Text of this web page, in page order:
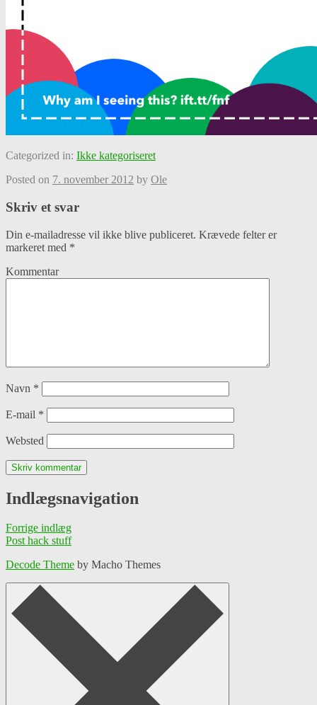
Categorized in: Ikke kategoriseret
Posted on 7. november 2012 by Ole
Skriv et svar
Din e-mailadresse vil ikke blive publiceret. Krævede felter er
markeret med *
Kommentar
Navn *
E-mail *
Websted
Indlægsnavigation
Forrige indlæg
Post hack stuff
Decode Theme by Macho Themes